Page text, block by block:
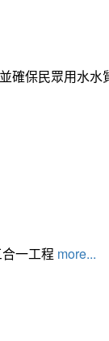
確保民眾用水
一工程 more...